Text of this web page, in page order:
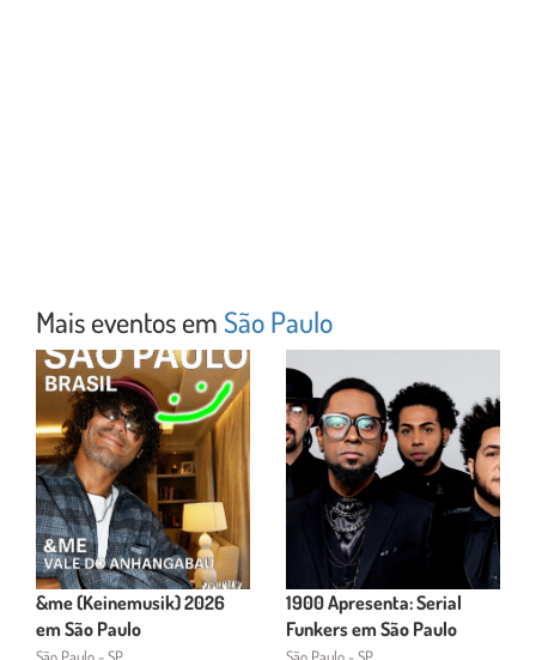
Mais eventos emSão Paulo
&me (Keinemusik) 2026
em São Paulo
1900 Apresenta: Serial
Funkers em São Paulo